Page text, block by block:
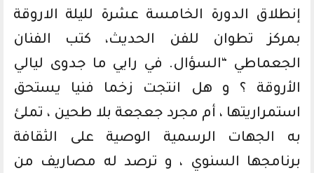
إنطلاق الدورة الخامسة عشرة لليلة الاروقة
بمركز تطوان للفن الحديث، كتب الفنان
الجعماطي “السؤال. في رايي ما جدوى ليالي
الأروقة ؟ و هل انتجت زخما فنيا يستحق
استمراريتها ، أم مجرد جعجعة بلا طحين ، تملئ
به الجهات الرسمية الوصية على الثقافة
برنامجها السنوي ، و ترصد له مصاريف من